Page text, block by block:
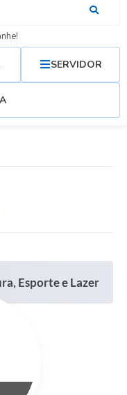
SERVIDOR
Esporte e Lazer